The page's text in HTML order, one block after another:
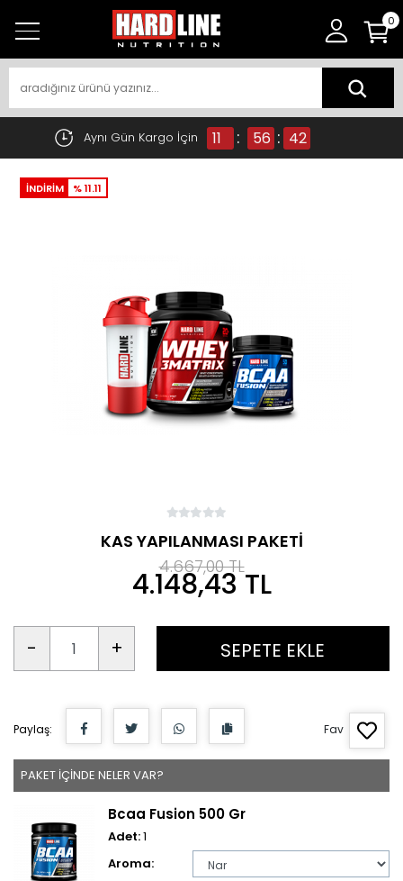
0
Aynı Gün Kargo İçin 11 : 56 : 42
İNDİRİM % 11.11
KAS YAPILANMASI PAKETİ
4.667,00 TL
4.148,43 TL
- + SEPETE EKLE
Paylaş: Fav
PAKET İÇİNDE NELER VAR?
Bcaa Fusion 500 Gr
Adet:1
Aroma: